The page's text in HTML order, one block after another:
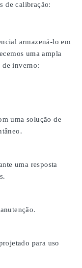
de calibração:
armazená-lo em
uma ampla
de inverno:
uma solução de
uma resposta
para uso